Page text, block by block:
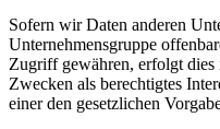
Sofern wir Daten anderen
Unternehmensgruppe
Zugriff gewähren, erfolgt dies
Zwecken als berechtigtes
einer den gesetzlichen